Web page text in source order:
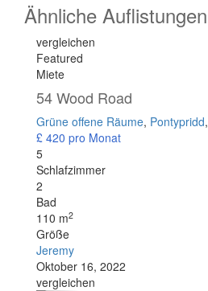
Ähnliche Auflistungen
vergleichen
Featured
Miete
54 Wood Road
Grüne offene Räume, Pontypridd,
£ 420 pro Monat
5
Schlafzimmer
2
Bad
110 m2
Größe
Jeremy
Oktober 16, 2022
vergleichen